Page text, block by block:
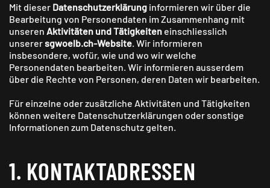
Mit dieser Datenschutzerklärung informieren wir über die
Bearbeitung von Personendaten im Zusammenhang mit
unseren Aktivitäten und Tätigkeiten einschliesslich
unserersgwoelb.ch-Website . Wir informieren
insbesondere, wofür, wie und wo wir welche
Personendaten bearbeiten. Wir informieren ausserdem
über die Rechte von Personen, deren Daten wir bearbeiten.
Für einzelne oder zusätzliche Aktivitäten und Tätigkeiten
können weitere Datenschutzerklärungen oder sonstige
Informationen zum Datenschutz gelten.
1. KONTAKT­ADRESSEN